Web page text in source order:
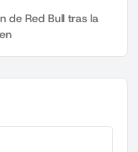
de Red Bull tras la